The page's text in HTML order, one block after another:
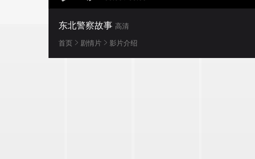
东北警察故事 高清
首页 剧情片 影片介绍